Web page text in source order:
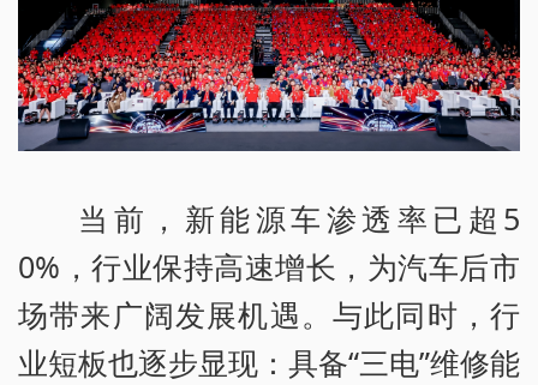
当前，新能源车渗透率已超5
0%，行业保持高速增长，为汽车后市
场带来广阔发展机遇。与此同时，行
业短板也逐步显现：具备“三电”维修能